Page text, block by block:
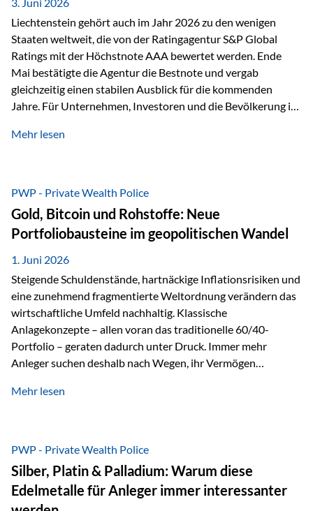
Liechtenstein gehört auch im Jahr 2026 zu den wenigen
Staaten weltweit, die von der Ratingagentur S&P Global
Ratings mit der Höchstnote AAA bewertet werden. Ende
Mai bestätigte die Agentur die Bestnote und vergab
gleichzeitig einen stabilen Ausblick für die kommenden
Jahre. Für Unternehmen, Investoren und die Bevölkerung ist
finanzielle Stabilität des Landes sowie das Vertrauen
trotz Herausforderungen Die weltwirtschaftlichen
Rahmenbedingungen bleiben anspruchsvoll. Geopolitische
Unsicherheiten, eine verhaltene Investitionstätigkeit und
eine schwächere Nachfrage in wichtigen Exportmärkten
beeinflussen auch die liechtensteinische Wirtschaft.
Dennoch sieht…
Mehr lesen
PWP - Private Wealth Police
Gold, Bitcoin und Rohstoffe: Neue
Portfoliobausteine im geopolitischen Wandel
1. Juni 2026
Steigende Schuldenstände, hartnäckige Inflationsrisiken und
eine zunehmend fragmentierte Weltordnung verändern das
wirtschaftliche Umfeld nachhaltig. Klassische
Anlagekonzepte – allen voran das traditionelle 60/40-
Portfolio – geraten dadurch unter Druck. Immer mehr
Anleger suchen deshalb nach Wegen, ihr Vermögen
Unsicherheit abzusichern. Genau hier rücken reale und
monetäre Rolle zurück Gold erlebt derzeit eine
bemerkenswerte Renaissance als monetärer Wertspeicher.
Treiber sind Rekordkäufe der Zentralbanken, geopolitische
Spannungen und ein schleichender Vertrauensverlust in
Mehr lesen
PWP - Private Wealth Police
Silber, Platin & Palladium: Warum diese
Edelmetalle für Anleger immer interessanter